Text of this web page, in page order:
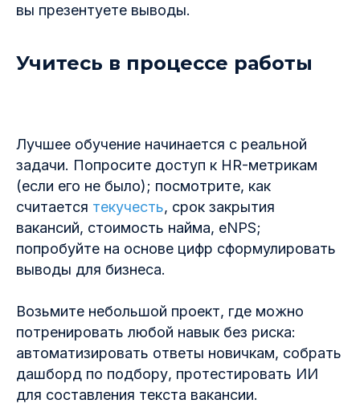
вы презентуете выводы.
Учитесь в процессе работы
Лучшее обучение начинается с реальной
задачи. Попросите доступ к HR-метрикам
(если его не было); посмотрите, как
считается текучесть, срок закрытия
вакансий, стоимость найма, eNPS;
попробуйте на основе цифр сформулировать
выводы для бизнеса.
Возьмите небольшой проект, где можно
потренировать любой навык без риска:
автоматизировать ответы новичкам, собрать
дашборд по подбору, протестировать ИИ
для составления текста вакансии.